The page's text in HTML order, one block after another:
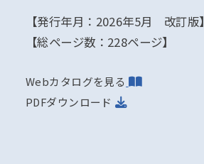
【発行年月：2026年5月 改訂版】
【総ページ数：228ページ】
Webカタログを見る
PDFダウンロード